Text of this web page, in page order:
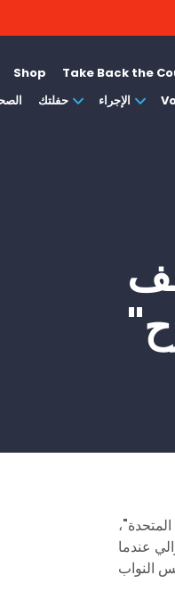
Shop
Take Back the
حفلتك الإجراء
عندما